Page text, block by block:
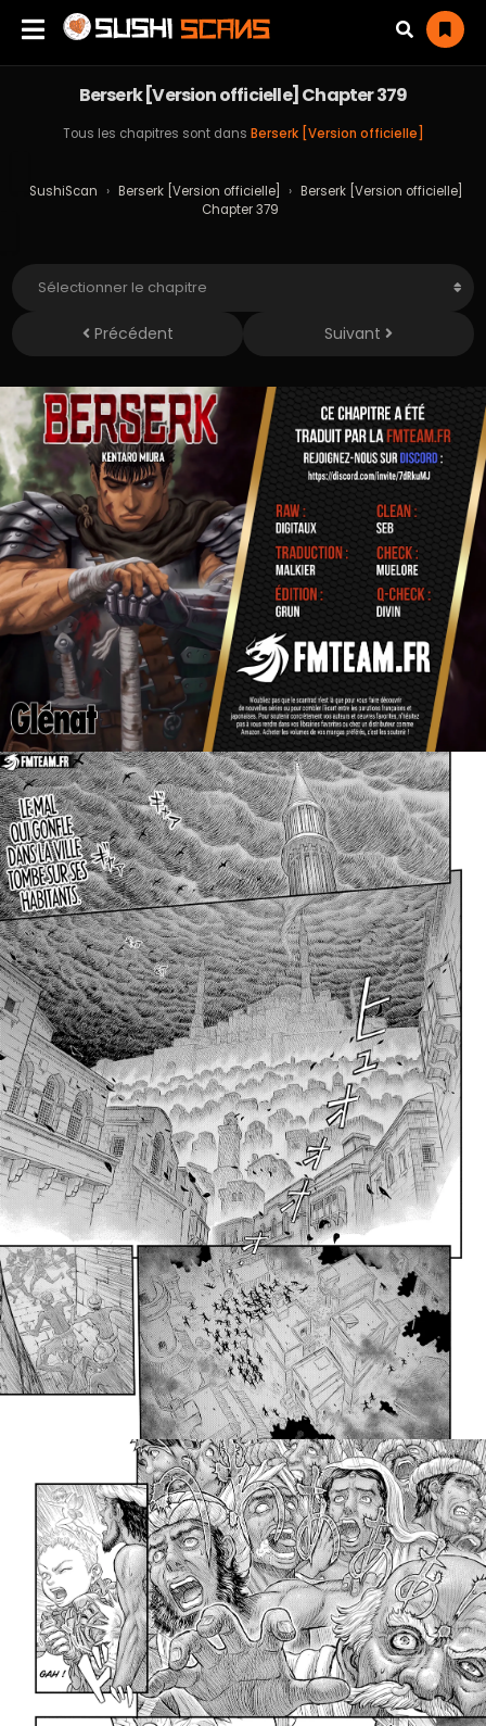
Berserk [Version officielle] Chapter 379
Tous les chapitres sont dans Berserk [Version officielle]
SushiScan › Berserk [Version officielle] › Berserk [Version officielle]
Chapter 379
Précédent Suivant